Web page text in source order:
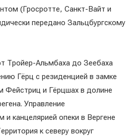
(Гросротте, Санкт-Вайт и
передано Зальцбургскому
Тройер-Альмбаха до Зеебаха
Гёрц с резиденцией в замке
Фейстриц и Гёрцшах в долине
Управление
канцелярией опеки в Вергене
к северу вокруг